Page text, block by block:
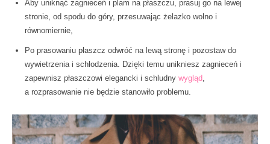
Aby uniknąć zagnieceń i plam na płaszczu, prasuj go na lewej
stronie, od spodu do góry, przesuwając żelazko wolno i
równomiernie,
Po prasowaniu płaszcz odwróć na lewą stronę i pozostaw do
wywietrzenia i schłodzenia. Dzięki temu unikniesz zagnieceń i
zapewnisz płaszczowi elegancki i schludny wygląd
a rozprasowanie nie będzie stanowiło problemu.